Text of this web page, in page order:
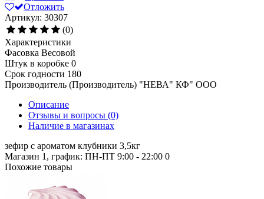
Отложить
Артикул: 30307
(0)
Характеристики
Фасовка Весовой
Штук в коробке 0
Срок годности 180
Производитель (Производитель) "НЕВА" КФ" ООО
Описание
Отзывы и вопросы (0)
Наличие в магазинах
зефир с ароматом клубники 3,5кг
Магазин 1, график: ПН-ПТ 9:00 - 22:00 0
Похожие товары